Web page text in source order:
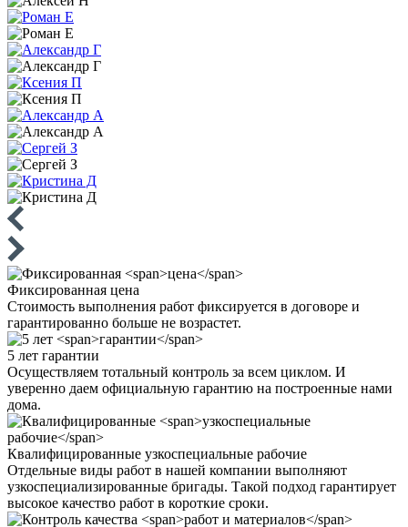
Фиксированная цена
Стоимость выполнения работ фиксируется в договоре и
гарантированно больше не возрастет.
5 лет гарантии
Осуществляем тотальный контроль за всем циклом. И
уверенно даем официальную гарантию на построенные нами
дома.
Квалифицированные узкоспециальные рабочие
Отдельные виды работ в нашей компании выполняют
узкоспециализированные бригады. Такой подход гарантирует
высокое качество работ в короткие сроки.